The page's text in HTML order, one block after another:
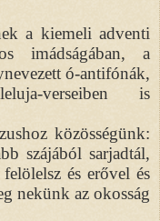
a kiemeli adventi
imádságában, a
ó-antifónák,
verseiben is
közösségünk:
szájából sarjadtál,
és erővel és
nekünk az okosság